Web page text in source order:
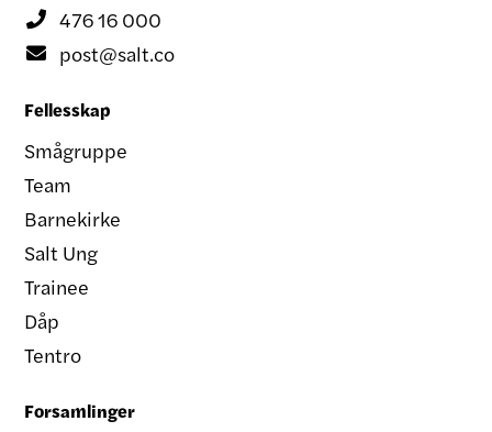
 476 16 000
 post@salt.co
Fellesskap
Smågruppe
Team
Barnekirke
Salt Ung
Trainee
Dåp
Tentro
Forsamlinger